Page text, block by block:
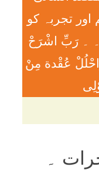
اور تجربہ کو
۔ ۔ رَبِّ اشْرَحْ
عُقْدة مِنْ
الحجرات ۔